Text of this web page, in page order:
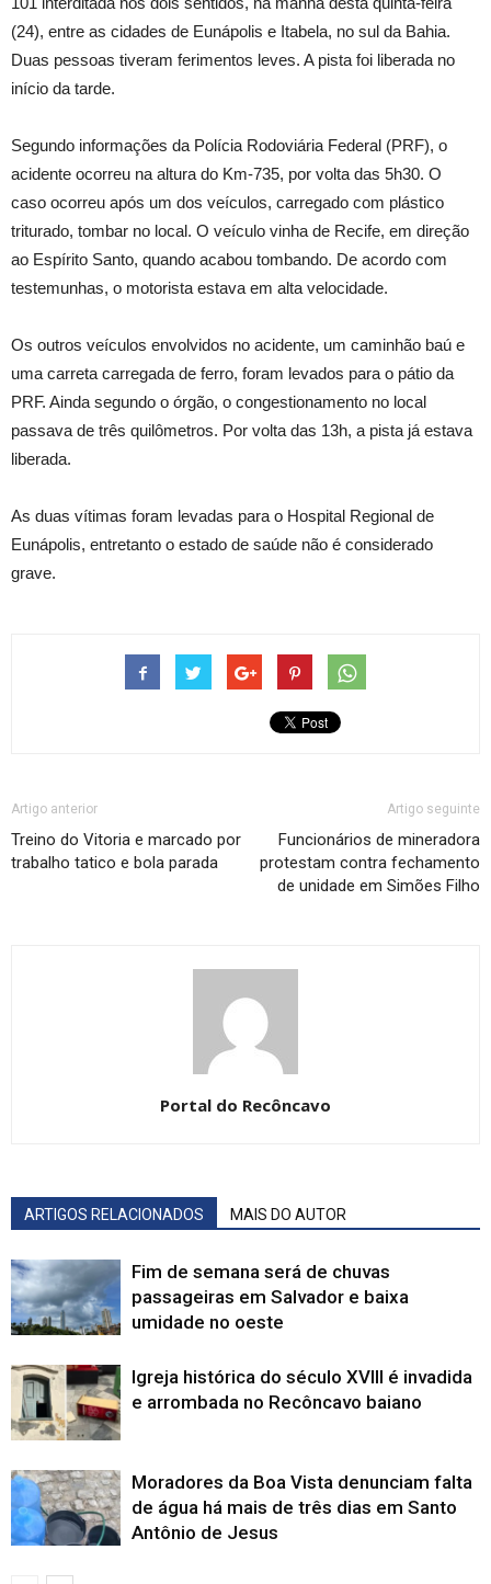
(24), entre as cidades de Eunápolis e Itabela, no sul da Bahia.
Duas pessoas tiveram ferimentos leves. A pista foi liberada no
início da tarde.
Segundo informações da Polícia Rodoviária Federal (PRF), o
acidente ocorreu na altura do Km-735, por volta das 5h30. O
caso ocorreu após um dos veículos, carregado com plástico
triturado, tombar no local. O veículo vinha de Recife, em direção
ao Espírito Santo, quando acabou tombando. De acordo com
testemunhas, o motorista estava em alta velocidade.
Os outros veículos envolvidos no acidente, um caminhão baú e
uma carreta carregada de ferro, foram levados para o pátio da
PRF. Ainda segundo o órgão, o congestionamento no local
passava de três quilômetros. Por volta das 13h, a pista já estava
liberada.
As duas vítimas foram levadas para o Hospital Regional de
Eunápolis, entretanto o estado de saúde não é considerado
grave.
Artigo anterior
Treino do Vitoria e marcado por
trabalho tatico e bola parada
Artigo seguinte
Funcionários de mineradora
protestam contra fechamento
de unidade em Simões Filho
Portal do Recôncavo
ARTIGOS RELACIONADOS MAIS DO AUTOR
Fim de semana será de chuvas
passageiras em Salvador e baixa
umidade no oeste
Igreja histórica do século XVIII é invadida
e arrombada no Recôncavo baiano
Moradores da Boa Vista denunciam falta
de água há mais de três dias em Santo
Antônio de Jesus